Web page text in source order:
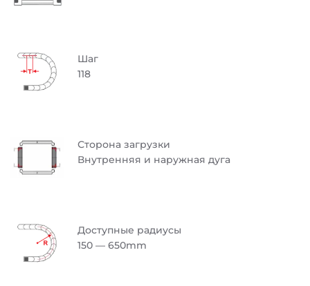
Шаг
118
Сторона загрузки
Внутренняя и наружная дуга
Доступные радиусы
150 — 650mm